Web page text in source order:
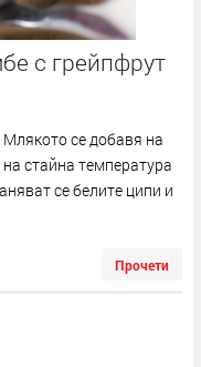
с грейпфрут
се добавя на
стайна температура
се белите ципи и
Прочети